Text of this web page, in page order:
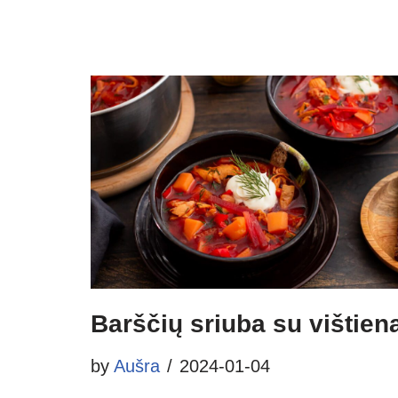
Barščių sriuba su
by Aušra 2024-01-04